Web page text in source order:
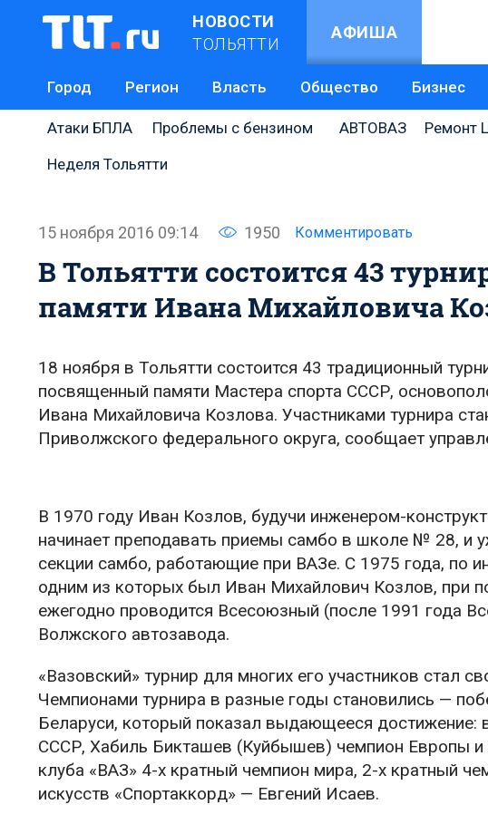
НОВОСТИ
ТОЛЬЯТТИ
АФИША
Город Регион Власть Общество Бизнес
Атаки БПЛА Проблемы с бензином АВТОВАЗ Ремонт
Неделя Тольятти
15 ноября 2016 09:14 1950 Комментировать
В Тольятти состоится 43
памяти Ивана Михайловича
18 ноября в Тольятти состоится 43 традиционный
посвященный памяти Мастера спорта СССР,
Ивана Михайловича Козлова. Участниками турнира
Приволжского федерального округа, сообщает
В 1970 году Иван Козлов, будучи инженером-
начинает преподавать приемы самбо в школе № 28, и
секции самбо, работающие при ВАЗе. С 1975 года, по
одним из которых был Иван Михайлович Козлов, при
ежегодно проводится Всесоюзный (после 1991 года
Волжского автозавода.
«Вазовский» турнир для многих его участников стал
Чемпионами турнира в разные годы становились —
Беларуси, который показал выдающееся достижение:
СССР, Хабиль Бикташев (Куйбышев) чемпион Европы и
клуба «ВАЗ» 4-х кратный чемпион мира, 2-х кратный
искусств «Спортаккорд» — Евгений Исаев.